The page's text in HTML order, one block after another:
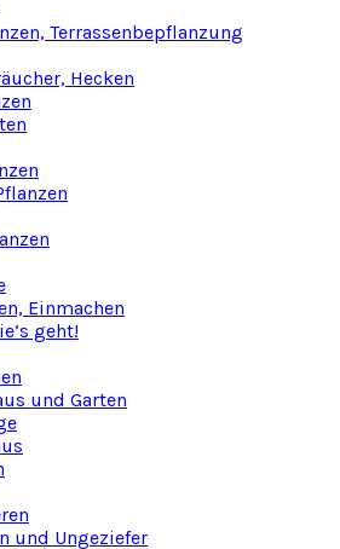
Terrassenbepflanzung
Hecken
Einmachen
geht!
und Garten
und Ungeziefer